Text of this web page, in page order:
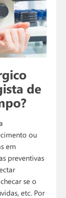
de
ou
em
preventivas
se o
etc. Por